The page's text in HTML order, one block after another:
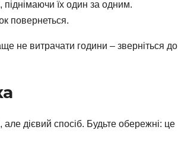
їх один за одним.
повернеться.
не витрачати години – зверніться до
дієвий спосіб. Будьте обережні: це